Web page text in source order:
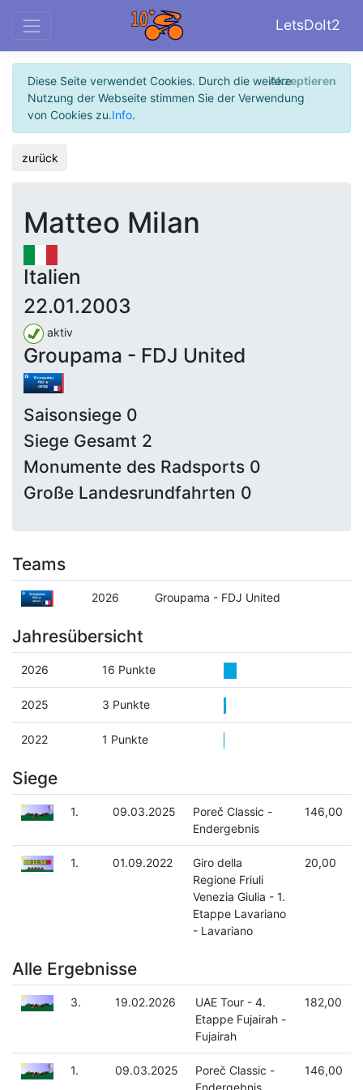
LetsDoIt2
Diese Seite verwendet Cookies. Durch die weitere
Nutzung der Webseite stimmen Sie der Verwendung
von Cookies zu.Info.
Akzeptieren
zurück
Matteo Milan
Italien
22.01.2003
aktiv
Groupama - FDJ United
Saisonsiege 0
Siege Gesamt 2
Monumente des Radsports 0
Große Landesrundfahrten 0
Teams
2026 Groupama - FDJ United
Jahresübersicht
2026 16 Punkte
2025 3 Punkte
2022 1 Punkte
Siege
1. 09.03.2025
Poreč Classic -
Endergebnis
146,00
1. 01.09.2022
Giro della
Regione Friuli
Venezia Giulia - 1.
Etappe Lavariano
- Lavariano
20,00
Alle Ergebnisse
3. 19.02.2026
UAE Tour - 4.
Etappe Fujairah -
Fujairah
182,00
1. 09.03.2025
Poreč Classic -
146,00